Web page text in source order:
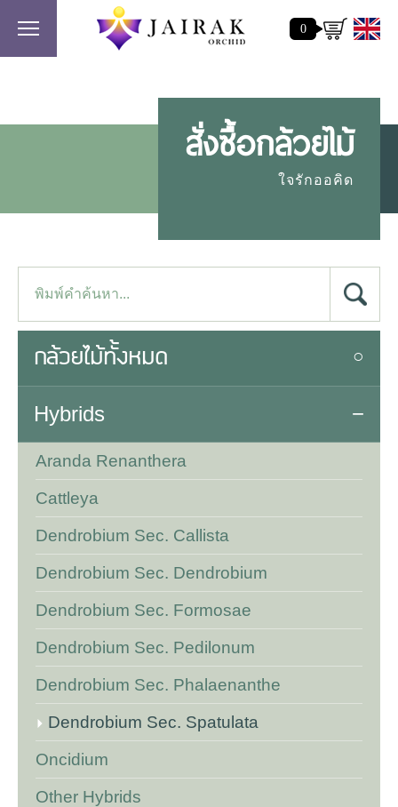
0
สั่งซื้อกล้วยไม้
ใจรักออคิด
กล้วยไม้ทั้งหมด
Hybrids
Aranda Renanthera
Cattleya
Dendrobium Sec. Callista
Dendrobium Sec. Dendrobium
Dendrobium Sec. Formosae
Dendrobium Sec. Pedilonum
Dendrobium Sec. Phalaenanthe
Dendrobium Sec. Spatulata
Oncidium
Other Hybrids